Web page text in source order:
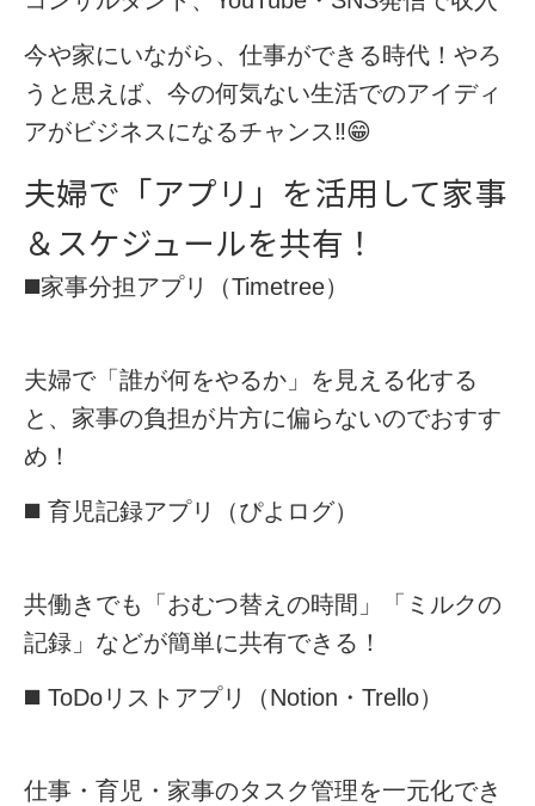
今や家にいながら、仕事ができる時代！やろ
うと思えば、今の何気ない生活でのアイディ
アがビジネスになるチャンス‼️😁
夫婦で「アプリ」を活用して家事
＆スケジュールを共有！
◼️家事分担アプリ（Timetree）
夫婦で「誰が何をやるか」を見える化する
と、家事の負担が片方に偏らないのでおすす
め！
◼️ 育児記録アプリ（ぴよログ）
共働きでも「おむつ替えの時間」「ミルクの
記録」などが簡単に共有できる！
◼️ ToDoリストアプリ（Notion・Trello）
仕事・育児・家事のタスク管理を一元化でき